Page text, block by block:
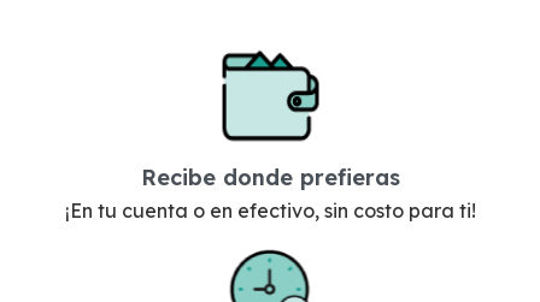
Recibe donde prefieras
¡En tu cuenta o en efectivo, sin costo para ti!